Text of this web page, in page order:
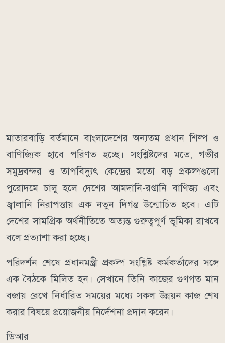
মাতারবাড়ি বর্তমানে বাংলাদেশের অন্যতম প্রধান শিল্প ও
বাণিজ্যিক হাবে পরিণত হচ্ছে। সংশ্লিষ্টদের মতে, গভীর
সমুদ্রবন্দর ও তাপবিদ্যুৎ কেন্দ্রের মতো বড় প্রকল্পগুলো
পুরোদমে চালু হলে দেশের আমদানি-রপ্তানি বাণিজ্য এবং
জ্বালানি নিরাপত্তায় এক নতুন দিগন্ত উন্মোচিত হবে। এটি
দেশের সামগ্রিক অর্থনীতিতে অত্যন্ত গুরুত্বপূর্ণ ভূমিকা রাখবে
বলে প্রত্যাশা করা হচ্ছে।
পরিদর্শন শেষে প্রধানমন্ত্রী প্রকল্প সংশ্লিষ্ট কর্মকর্তাদের সঙ্গে
এক বৈঠকে মিলিত হন। সেখানে তিনি কাজের গুণগত মান
বজায় রেখে নির্ধারিত সময়ের মধ্যে সকল উন্নয়ন কাজ শেষ
করার বিষয়ে প্রয়োজনীয় নির্দেশনা প্রদান করেন।
ডিআর